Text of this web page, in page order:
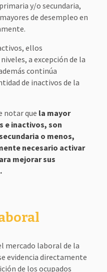
y/o secundaria,
de desempleo en
ellos
a excepción de la
continúa
de inactivos de la
notar que la mayor
e inactivos, son
o menos,
necesario activar
mejorar sus
mercado laboral de la
evidencia directamente
de los ocupados